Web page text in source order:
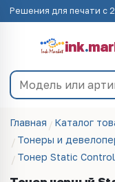
Решения для печати с
ink.
Главная
Каталог
Тонеры и
Тонер Static Control